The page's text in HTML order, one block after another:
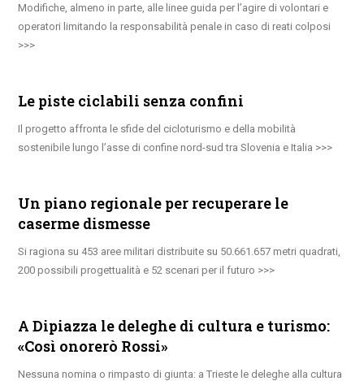
Modifiche, almeno in parte, alle linee guida per l’agire di volontari e
operatori limitando la responsabilità penale in caso di reati colposi
Le piste ciclabili senza confini
Il progetto affronta le sfide del cicloturismo e della mobilità
sostenibile lungo l’asse di confine nord-sud tra Slovenia e Italia
Un piano regionale per recuperare le
caserme dismesse
Si ragiona su 453 aree militari distribuite su 50.661.657 metri quadrati,
200 possibili progettualità e 52 scenari per il futuro
A Dipiazza le deleghe di cultura e turismo:
«Così onorerò Rossi»
Nessuna nomina o rimpasto di giunta: a Trieste le deleghe alla cultura